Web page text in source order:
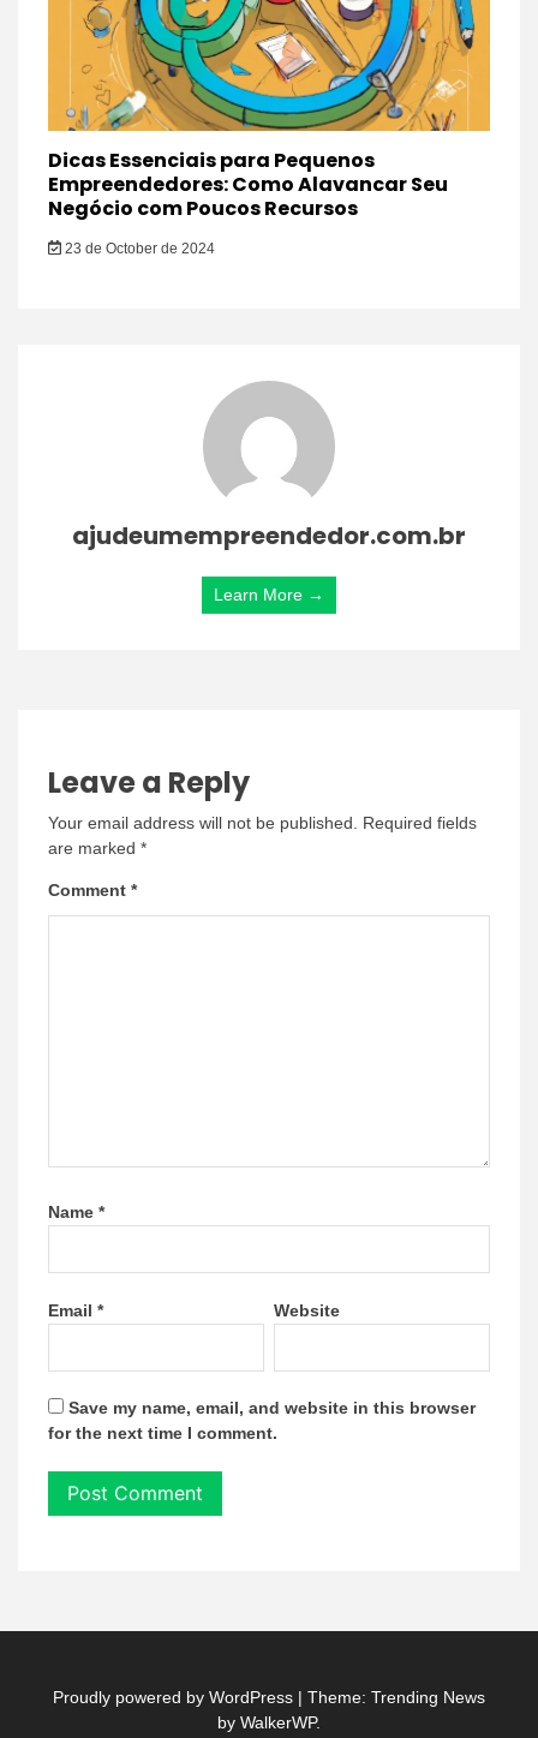
Dicas Essenciais para Pequenos
Empreendedores: Como Alavancar Seu
Negócio com Poucos Recursos
23 de October de 2024
ajudeumempreendedor.com.br
Learn More →
Leave a Reply
Your email address will not be published.
Required fields
are marked *
Comment *
Name *
Email * Website
Save my name, email, and website in this browser
for the next time I comment.
Proudly powered by WordPress | Theme: Trending News
by WalkerWP.